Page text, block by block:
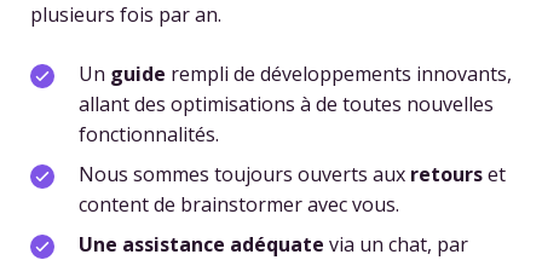
plusieurs fois par an.
Un guide rempli de développements innovants,
allant des optimisations à de toutes nouvelles
fonctionnalités.
Nous sommes toujours ouverts aux retourset
content de brainstormer avec vous.
Une assistance adéquate via un chat, par